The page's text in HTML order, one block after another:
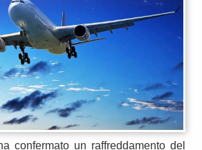
confermato un raffreddamento del